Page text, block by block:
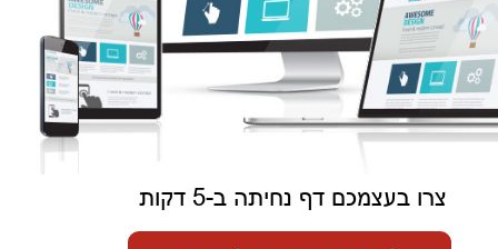
צרו בעצמכם דף נחיתה ב-5 דקות